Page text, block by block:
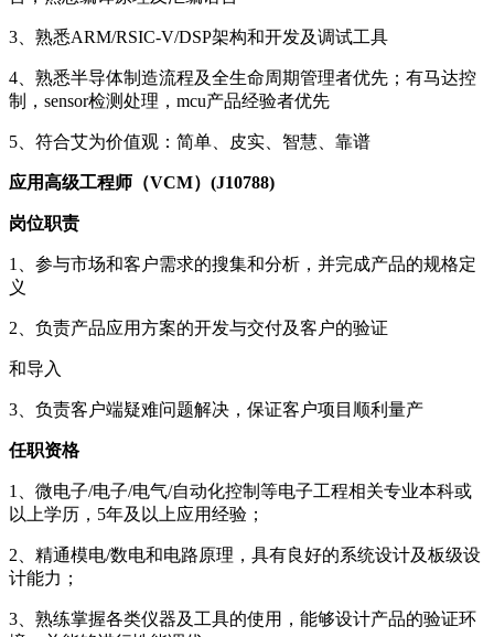
3、熟悉ARM/RSIC-V/DSP架构和开发及调试工具
4、熟悉半导体制造流程及全生命周期管理者优先；有马达控
制，sensor检测处理，mcu产品经验者优先
5、符合艾为价值观：简单、皮实、智慧、靠谱
应用高级工程师（VCM）(J10788)
岗位职责
1、参与市场和客户需求的搜集和分析，并完成产品的规格定
义
2、负责产品应用方案的开发与交付及客户的验证
和导入
3、负责客户端疑难问题解决，保证客户项目顺利量产
任职资格
1、微电子/电子/电气/自动化控制等电子工程相关专业本科或
以上学历，5年及以上应用经验；
2、精通模电/数电和电路原理，具有良好的系统设计及板级设
计能力；
3、熟练掌握各类仪器及工具的使用，能够设计产品的验证环